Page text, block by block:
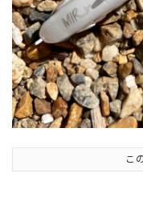
こ